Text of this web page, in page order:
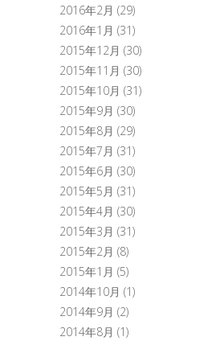
2016年2月 (29)
2016年1月 (31)
2015年12月 (30)
2015年11月 (30)
2015年10月 (31)
2015年9月 (30)
2015年8月 (29)
2015年7月 (31)
2015年6月 (30)
2015年5月 (31)
2015年4月 (30)
2015年3月 (31)
2015年2月 (8)
2015年1月 (5)
2014年10月 (1)
2014年9月 (2)
2014年8月 (1)